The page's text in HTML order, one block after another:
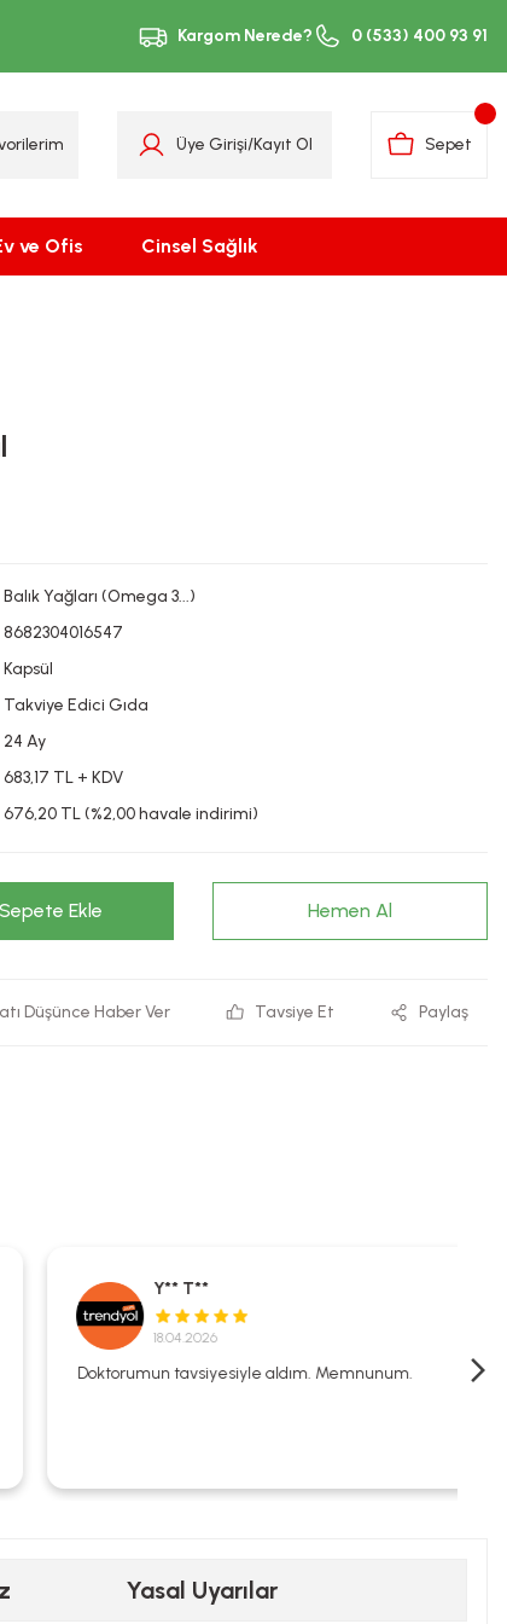
Kargom Nerede? 0 (533) 400 93 91
Üye Girişi/Kayıt Ol Sepet
ve Ofis Cinsel Sağlık
Balık Yağları (Omega 3...)
8682304016547
Kapsül
Takviye Edici Gıda
24 Ay
683,17 TL + KDV
676,20 TL (%2,00 havale indirimi)
Sepete Ekle Hemen Al
Düşünce Haber Ver Tavsiye Et Paylaş
Y** T**
18.04.2026
Doktorumun tavsiyesiyle aldım. Memnunum.
Yasal Uyarılar